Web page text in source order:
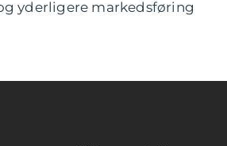
yderligere markedsføring